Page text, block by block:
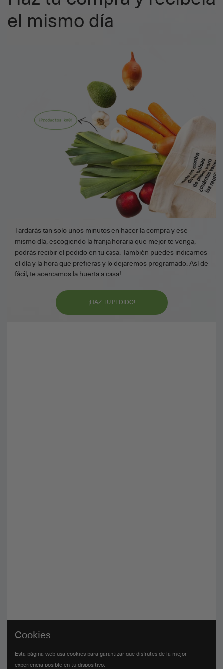
el mismo día
Tardarás tan solo unos minutos en hacer la compra y ese
mismo día, escogiendo la franja horaria que mejor te venga,
podrás recibir el pedido en tu casa. También puedes indicarnos
el día y la hora que prefieras y lo dejaremos programado. Así de
fácil, te acercamos la huerta a casa!
¡HAZ TU PEDIDO!
Cookies
Esta página web usa cookies para garantizar que disfrutes de la mejor
experiencia posible en tu dispositivo.